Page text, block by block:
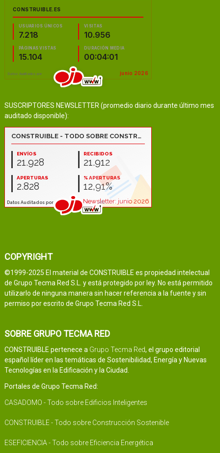
SUSCRIPTORES NEWSLETTER (promedio diario durante último mes
auditado disponible):
COPYRIGHT
©1999-2025 El material de CONSTRUIBLE es propiedad intelectual
de Grupo Tecma Red S.L. y está protegido por ley. No está permitido
utilizarlo de ninguna manera sin hacer referencia a la fuente y sin
permiso por escrito de Grupo Tecma Red S.L.
SOBRE GRUPO TECMA RED
CONSTRUIBLE pertenece a Grupo Tecma Red, el grupo editorial
español líder en las temáticas de Sostenibilidad, Energía y Nuevas
Tecnologías en la Edificación y la Ciudad.
Portales de Grupo Tecma Red:
CASADOMO - Todo sobre Edificios Inteligentes
CONSTRUIBLE - Todo sobre Construcción Sostenible
ESEFICIENCIA - Todo sobre Eficiencia Energética